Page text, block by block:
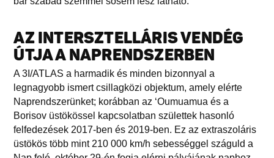
AZ INTERSZTELLÁRIS VENDÉG
ÚTJA A NAPRENDSZERBEN
A 3I/ATLAS a harmadik és minden bizonnyal a
legnagyobb ismert csillagközi objektum, amely elérte
Naprendszerünket; korábban az ‘Oumuamua és a
Borisov üstökössel kapcsolatban születtek hasonló
felfedezések 2017-ben és 2019-ben. Ez az extraszoláris
üstökös több mint 210 000 km/h sebességgel száguld a